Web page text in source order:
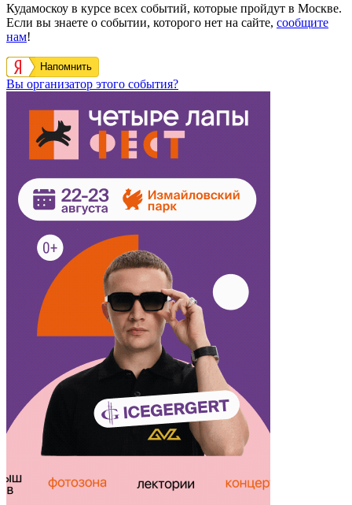
Кудамоскоу в курсе всех событий, которые пройдут в Москве.
Если вы знаете о событии, которого нет на сайте, сообщите
нам!
Напомнить
Вы организатор этого события?